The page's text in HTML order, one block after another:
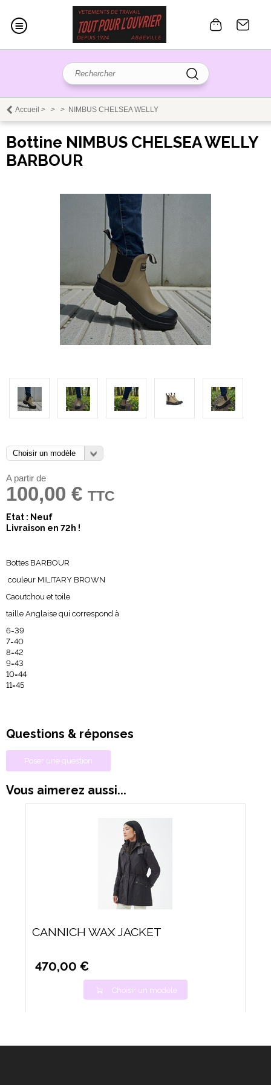
Accueil > > > NIMBUS CHELSEA WELLY
Bottine NIMBUS CHELSEA WELLY
BARBOUR
A partir de
100,00 € TTC
Etat : Neuf
Livraison en 72h !
Bottes BARBOUR
couleur MILITARY BROWN
Caoutchou et toile
taille Anglaise qui correspond à
6=39
7=40
8=42
9=43
10=44
11=45
Questions & réponses
Poser une question
Vous aimerez aussi...
CANNICH WAX JACKET
470,00 €
Choisir un modèle